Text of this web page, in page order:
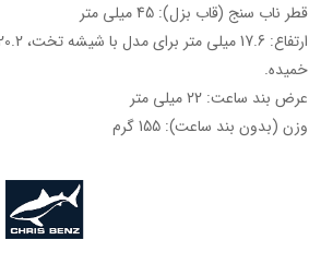
قطر ناب سنج (قاب بزل): 45 میلی متر
خمیده.
عرض بند ساعت: 22 میلی متر
وزن (بدون بند ساعت): 155 گرم